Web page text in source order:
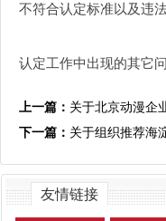
不符合认定标准以及违
认定工作中出现的其它
上一篇： 关于北京动漫企
下一篇： 关于组织推荐海
友情链接